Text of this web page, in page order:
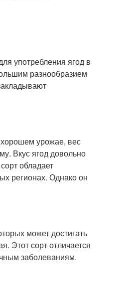
употребления ягод в
разнообразием
урожае, вес
Вкус ягод довольно
обладает
регионах. Однако он
может достигать
Этот сорт отличается
заболеваниям.